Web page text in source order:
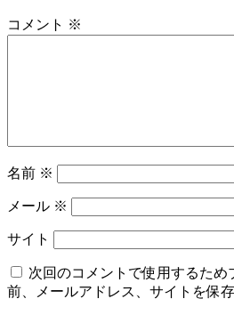
コメント ※
名前 ※
メール ※
サイト
次回のコメントで使用するため
前、メールアドレス、サイトを保存